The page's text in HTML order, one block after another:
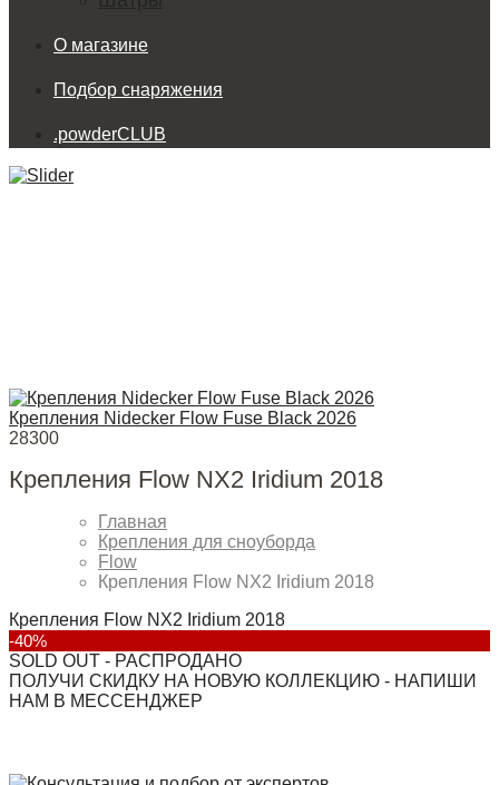
О магазине
Подбор снаряжения
.powderCLUB
Крепления Nidecker Flow Fuse Black 2026
28300
Крепления Flow NX2 Iridium 2018
Главная
Крепления для сноуборда
Flow
Крепления Flow NX2 Iridium 2018
Крепления Flow NX2 Iridium 2018
-40%
SOLD OUT - РАСПРОДАНО
ПОЛУЧИ СКИДКУ НА НОВУЮ КОЛЛЕКЦИЮ - НАПИШИ
НАМ В МЕССЕНДЖЕР